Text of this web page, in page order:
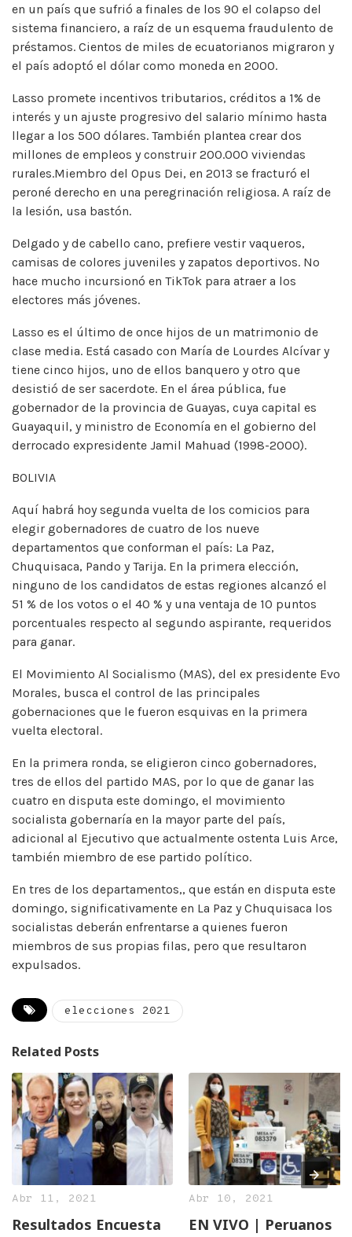
en un país que sufrió a finales de los 90 el colapso del
sistema financiero, a raíz de un esquema fraudulento de
préstamos. Cientos de miles de ecuatorianos migraron y
el país adoptó el dólar como moneda en 2000.
Lasso promete incentivos tributarios, créditos a 1% de
interés y un ajuste progresivo del salario mínimo hasta
llegar a los 500 dólares. También plantea crear dos
millones de empleos y construir 200.000 viviendas
rurales.Miembro del Opus Dei, en 2013 se fracturó el
peroné derecho en una peregrinación religiosa. A raíz de
la lesión, usa bastón.
Delgado y de cabello cano, prefiere vestir vaqueros,
camisas de colores juveniles y zapatos deportivos. No
hace mucho incursionó en TikTok para atraer a los
electores más jóvenes.
Lasso es el último de once hijos de un matrimonio de
clase media. Está casado con María de Lourdes Alcívar y
tiene cinco hijos, uno de ellos banquero y otro que
desistió de ser sacerdote. En el área pública, fue
gobernador de la provincia de Guayas, cuya capital es
Guayaquil, y ministro de Economía en el gobierno del
derrocado expresidente Jamil Mahuad (1998-2000).
BOLIVIA
Aquí habrá hoy segunda vuelta de los comicios para
elegir gobernadores de cuatro de los nueve
departamentos que conforman el país: La Paz,
Chuquisaca, Pando y Tarija. En la primera elección,
ninguno de los candidatos de estas regiones alcanzó el
51 % de los votos o el 40 % y una ventaja de 10 puntos
porcentuales respecto al segundo aspirante, requeridos
para ganar.
El Movimiento Al Socialismo (MAS), del ex presidente Evo
Morales, busca el control de las principales
gobernaciones que le fueron esquivas en la primera
vuelta electoral.
En la primera ronda, se eligieron cinco gobernadores,
tres de ellos del partido MAS, por lo que de ganar las
cuatro en disputa este domingo, el movimiento
socialista gobernaría en la mayor parte del país,
adicional al Ejecutivo que actualmente ostenta Luis Arce,
también miembro de ese partido político.
En tres de los departamentos,, que están en disputa este
domingo, significativamente en La Paz y Chuquisaca los
socialistas deberán enfrentarse a quienes fueron
miembros de sus propias filas, pero que resultaron
expulsados.
elecciones 2021
Related Posts
Abr 11, 2021
Resultados Encuesta
Abr 10, 2021
EN VIVO | Peruanos